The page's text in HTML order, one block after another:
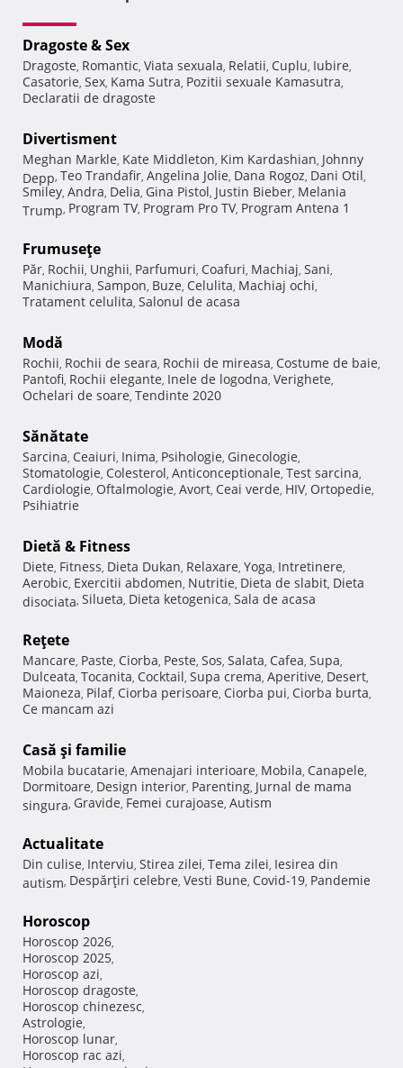
Dragoste & Sex
Dragoste, Romantic, Viata sexuala, Relatii, Cuplu, Iubire,
Casatorie, Sex, Kama Sutra, Pozitii sexuale Kamasutra,
Declaratii de dragoste
Divertisment
Meghan Markle, Kate Middleton, Kim Kardashian, Johnny
Depp, Teo Trandafir, Angelina Jolie, Dana Rogoz, Dani Otil,
Smiley, Andra, Delia, Gina Pistol, Justin Bieber, Melania
Trump, Program TV, Program Pro TV, Program Antena 1
Frumuseţe
Păr, Rochii, Unghii, Parfumuri, Coafuri, Machiaj, Sani,
Manichiura, Sampon, Buze, Celulita, Machiaj ochi,
Tratament celulita, Salonul de acasa
Modă
Rochii, Rochii de seara, Rochii de mireasa, Costume de baie,
Pantofi, Rochii elegante, Inele de logodna, Verighete,
Ochelari de soare, Tendinte 2020
Sănătate
Sarcina, Ceaiuri, Inima, Psihologie, Ginecologie,
Stomatologie, Colesterol, Anticonceptionale, Test sarcina,
Cardiologie, Oftalmologie, Avort, Ceai verde, HIV, Ortopedie,
Psihiatrie
Dietă & Fitness
Diete, Fitness, Dieta Dukan, Relaxare, Yoga, Intretinere,
Aerobic, Exercitii abdomen, Nutritie, Dieta de slabit, Dieta
disociata, Silueta, Dieta ketogenica, Sala de acasa
Reţete
Mancare, Paste, Ciorba, Peste, Sos, Salata, Cafea, Supa,
Dulceata, Tocanita, Cocktail, Supa crema, Aperitive, Desert,
Maioneza, Pilaf, Ciorba perisoare, Ciorba pui, Ciorba burta,
Ce mancam azi
Casă şi familie
Mobila bucatarie, Amenajari interioare, Mobila, Canapele,
Dormitoare, Design interior, Parenting, Jurnal de mama
singura, Gravide, Femei curajoase, Autism
Actualitate
Din culise, Interviu, Stirea zilei, Tema zilei, Iesirea din
autism, Despărţiri celebre, Vesti Bune, Covid-19, Pandemie
Horoscop
Horoscop 2026,
Horoscop 2025,
Horoscop azi,
Horoscop dragoste,
Horoscop chinezesc,
Astrologie,
Horoscop lunar,
Horoscop rac azi,